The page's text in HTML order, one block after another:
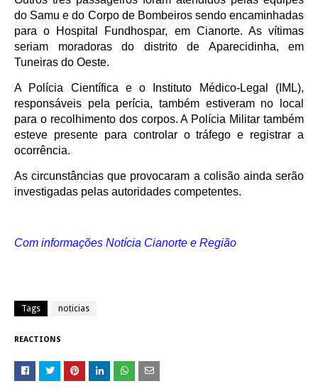
do Samu e do Corpo de Bombeiros sendo encaminhadas
para o Hospital Fundhospar, em Cianorte. As vítimas
seriam moradoras do distrito de Aparecidinha, em
Tuneiras do Oeste.
A Polícia Científica e o Instituto Médico-Legal (IML),
responsáveis pela perícia, também estiveram no local
para o recolhimento dos corpos. A Polícia Militar também
esteve presente para controlar o tráfego e registrar a
ocorrência.
As circunstâncias que provocaram a colisão ainda serão
investigadas pelas autoridades competentes.
Com informações Notícia Cianorte e Região
Tags noticias
REACTIONS